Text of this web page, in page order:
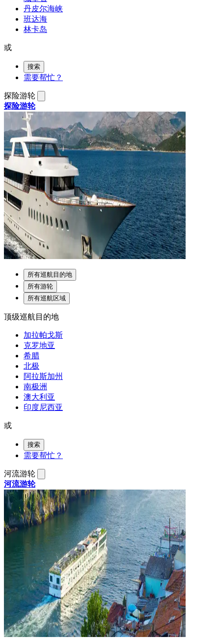
丹皮尔海峡
班达海
林卡岛
或
搜索
需要帮忙？
探险游轮
探险游轮
所有巡航目的地
所有游轮
所有巡航区域
顶级巡航目的地
加拉帕戈斯
克罗地亚
希腊
北极
阿拉斯加州
南极洲
澳大利亚
印度尼西亚
或
搜索
需要帮忙？
河流游轮
河流游轮